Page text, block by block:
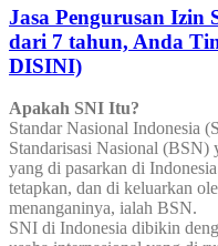
Jasa Pengurusan Izin
dari 7 tahun, Anda
DISINI)
Apakah SNI Itu?
Standar Nasional Indonesia
Standarisasi Nasional
yang di pasarkan di
tetapkan, dan di keluarkan
menanganinya, ialah BSN.
SNI di Indonesia dibikin